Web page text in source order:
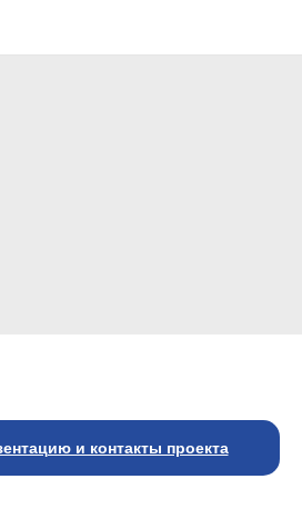
и контакты проекта